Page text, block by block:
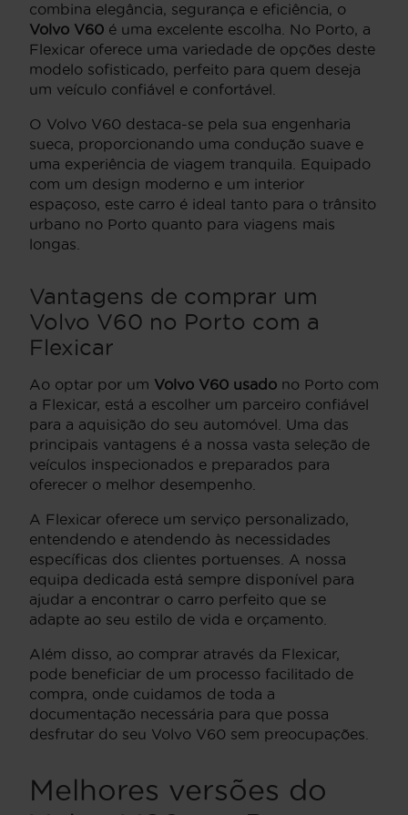
combina elegância, segurança e eficiência, o
Volvo V60 é uma excelente escolha. No Porto, a
Flexicar oferece uma variedade de opções deste
modelo sofisticado, perfeito para quem deseja
um veículo confiável e confortável.
O Volvo V60 destaca-se pela sua engenharia
sueca, proporcionando uma condução suave e
uma experiência de viagem tranquila. Equipado
com um design moderno e um interior
espaçoso, este carro é ideal tanto para o trânsito
urbano no Porto quanto para viagens mais
longas.
Vantagens de comprar um
Volvo V60 no Porto com a
Flexicar
Ao optar por um Volvo V60 usado no Porto com
a Flexicar, está a escolher um parceiro confiável
para a aquisição do seu automóvel. Uma das
principais vantagens é a nossa vasta seleção de
veículos inspecionados e preparados para
oferecer o melhor desempenho.
A Flexicar oferece um serviço personalizado,
entendendo e atendendo às necessidades
específicas dos clientes portuenses. A nossa
equipa dedicada está sempre disponível para
ajudar a encontrar o carro perfeito que se
adapte ao seu estilo de vida e orçamento.
Além disso, ao comprar através da Flexicar,
pode beneficiar de um processo facilitado de
compra, onde cuidamos de toda a
documentação necessária para que possa
desfrutar do seu Volvo V60 sem preocupações.
Melhores versões do